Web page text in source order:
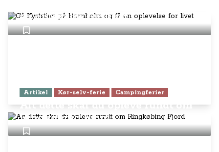
en oplevelse for livet
Artikel Kør-selv-ferie Campingferier
Alt dette skal du opleve rundt om
Ringkøbing Fjord